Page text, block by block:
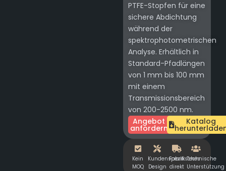
PTFE-Stopfen für eine
sichere Abdichtung
während der
spektrophotometrischen
Analyse. Erhältlich in
Standard-Pfadlängen
von 1 mm bis 100 mm
mit einem
Transmissionsbereich
von 200-2500 nm.
Angebot
anfordern
Katalog
Kein
MOQ
Kundenspezifisches
Design
Fabrik
direkt
Technische
Unterstützung